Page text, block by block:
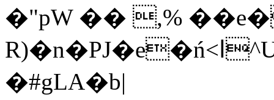
�"pW �� ,%
R)�n�PJ�e�ń<ا^Ud��V��2���)6bѨ�-
�#gLA�b|